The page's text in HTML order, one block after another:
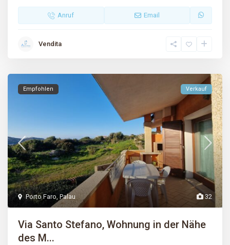
Anruf Email
Vendita
32
Porto Faro,Palau
Empfohlen Verkauf
Via Santo Stefano, Wohnung in der Nähe
des M...